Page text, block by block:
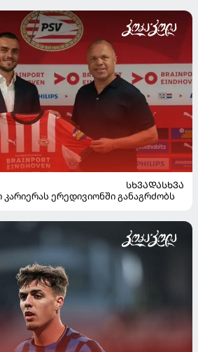
ᲡᲮᲕᲐᲓᲐᲡᲮᲕᲐ
ერედივიონში განაგრძობს